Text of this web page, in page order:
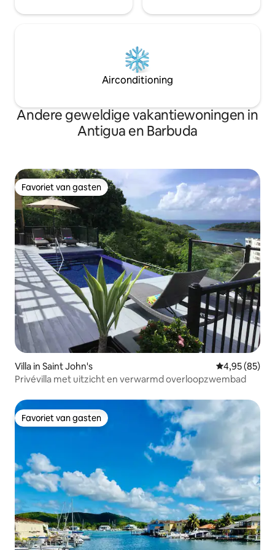
Airconditioning
Andere geweldige vakantiewoningen in
Antigua en Barbuda
Favoriet van gasten
Favoriet van gasten
Villa in Saint John's Gemiddelde
4,95 (85)
Privévilla met uitzicht en verwarmd overloopzwembad
Favoriet van gasten
Favoriet van gasten